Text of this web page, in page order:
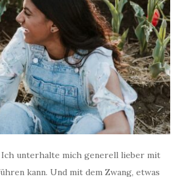
unterhalte mich generell lieber mit
kann. Und mit dem Zwang, etwas